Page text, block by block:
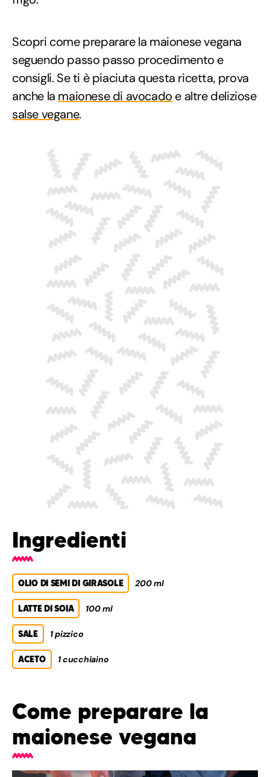
Scopri come preparare la maionese vegana
seguendo passo passo procedimento e
consigli. Se ti è piaciuta questa ricetta, prova
anche la maionese di avocado e altre deliziose
salse vegane.
Ingredienti
OLIO DI SEMI DI GIRASOLE 200 ml
LATTE DI SOIA 100 ml
SALE 1 pizzico
ACETO 1 cucchiaino
Come preparare la
maionese vegana